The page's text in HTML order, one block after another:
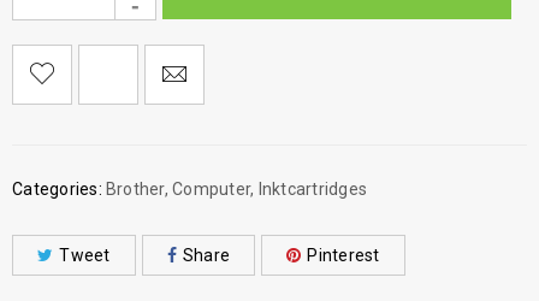
Categories: Brother, Computer, Inktcartridges
Tweet Share Pinterest